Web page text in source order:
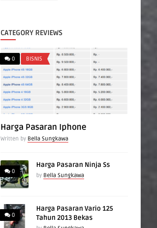
CATEGORY REVIEWS
0 BISNIS
Harga Pasaran Iphone
Written by Bella Sungkawa
0
Harga Pasaran Ninja Ss
by Bella Sungkawa
0
Harga Pasaran Vario 125
Tahun 2013 Bekas